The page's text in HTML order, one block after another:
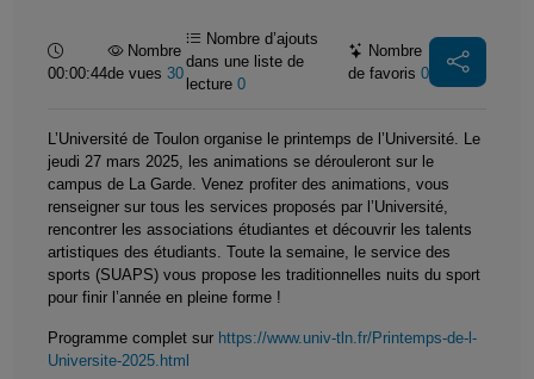
Durée :
00:00:44
Nombre
de vues30
Nombre d’ajouts
dans une liste de
lecture0
Nombre
de favoris0
L’Université de Toulon organise le printemps de l’Université. Le
jeudi 27 mars 2025, les animations se dérouleront sur le
campus de La Garde. Venez profiter des animations, vous
renseigner sur tous les services proposés par l’Université,
rencontrer les associations étudiantes et découvrir les talents
artistiques des étudiants. Toute la semaine, le service des
sports (SUAPS) vous propose les traditionnelles nuits du sport
pour finir l’année en pleine forme !
Programme complet sur https://www.univ-tln.fr/Printemps-de-l-
Universite-2025.html